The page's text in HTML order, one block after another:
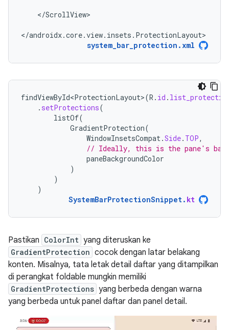
</ScrollView>
</androidx.core.view.insets.ProtectionLayout>
system_bar_protection.xml
findViewById<ProtectionLayout>(R . id .
. setProtections(
listOf(
GradientProtection(
WindowInsetsCompat.Side. TOP,
// Ideally, this is the pane's
paneBackgroundColor
)
)
)
SystemBarProtectionSnippet. kt
Pastikan ColorInt yang diteruskan ke
GradientProtection cocok dengan latar belakang
konten. Misalnya, tata letak detail daftar yang ditampilkan
di perangkat foldable mungkin memiliki
GradientProtections yang berbeda dengan warna
yang berbeda untuk panel daftar dan panel detail.